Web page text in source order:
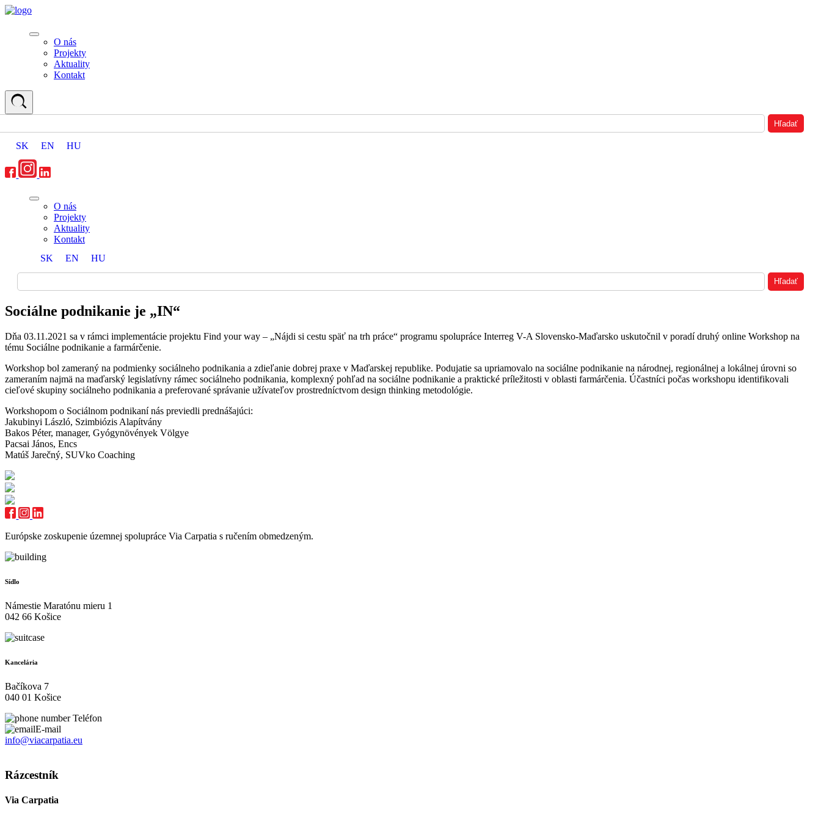
O nás
Projekty
Aktuality
Kontakt
SK EN HU
O nás
Projekty
Aktuality
Kontakt
SK
EN HU
Sociálne podnikanie je „IN“
Dňa 03.11.2021 sa v rámci implementácie projektu Find your way – „Nájdi si cestu späť na trh práce“ programu spolupráce Interreg V-A Slovensko-Maďarsko uskutočnil v poradí druhý online Workshop na
tému Sociálne podnikanie a farmárčenie.
Workshop bol zameraný na podmienky sociálneho podnikania a zdieľanie dobrej praxe v Maďarskej republike. Podujatie sa upriamovalo na sociálne podnikanie na národnej, regionálnej a lokálnej úrovni so
zameraním najmä na maďarský legislatívny rámec sociálneho podnikania, komplexný pohľad na sociálne podnikanie a praktické príležitosti v oblasti farmárčenia. Účastníci počas workshopu identifikovali
cieľové skupiny sociálneho podnikania a preferované správanie užívateľov prostredníctvom design thinking metodológie.
Workshopom o Sociálnom podnikaní nás previedli prednášajúci:
Jakubinyi László, Szimbiózis Alapítvány
Bakos Péter, manager, Gyógynövények Völgye
Pacsai János, Encs
Matúš Jarečný, SUVko Coaching
Európske zoskupenie územnej spolupráce Via Carpatia s ručením obmedzeným.
Sídlo
Námestie Maratónu mieru 1
042 66 Košice
Kancelária
Bačíkova 7
040 01 Košice
Teléfon
E-mail
info@viacarpatia.eu
Rázcestník
Via Carpatia